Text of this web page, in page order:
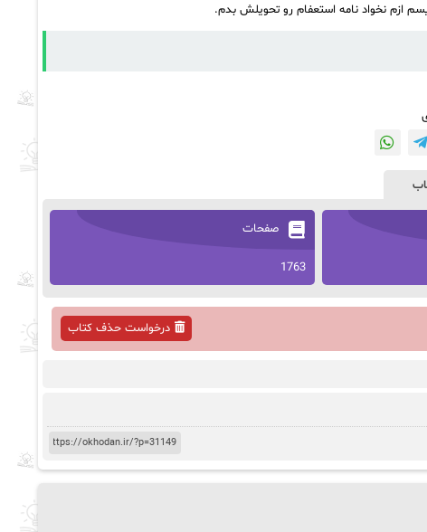
ازم نخواد نامه استعفام رو تحویلش بدم.
صفحات
1763
درخواست حذف کتاب